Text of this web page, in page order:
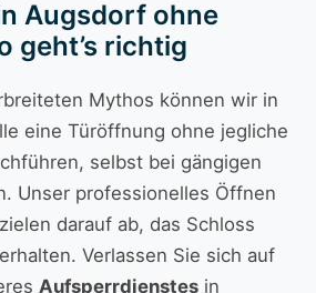
Augsdorf ohne
geht’s richtig
Mythos können wir in
eine Türöffnung ohne jegliche
selbst bei gängigen
Unser professionelles Öffnen
darauf ab, das Schloss
Verlassen Sie sich auf
Aufsperrdienstes in